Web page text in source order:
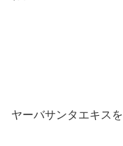
ヤーバサンタエキス